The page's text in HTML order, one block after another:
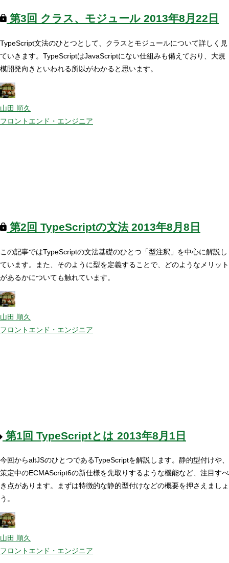
第3回 クラス、モジュール 2013年8月22日
TypeScript文法のひとつとして、クラスとモジュールについて詳しく見
ていきます。TypeScriptはJavaScriptにない仕組みも備えており、大規
模開発向きといわれる所以がわかると思います。
山田 順久
フロントエンド・エンジニア
第2回 TypeScriptの文法 2013年8月8日
この記事ではTypeScriptの文法基礎のひとつ「型注釈」を中心に解説し
ています。また、そのように型を定義することで、どのようなメリット
があるかについても触れています。
山田 順久
フロントエンド・エンジニア
第1回 TypeScriptとは 2013年8月1日
今回からaltJSのひとつであるTypeScriptを解説します。静的型付けや、
策定中のECMAScript6の新仕様を先取りするような機能など、注目すべ
き点があります。まずは特徴的な静的型付けなどの概要を押さえましょ
う。
山田 順久
フロントエンド・エンジニア